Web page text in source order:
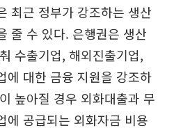
최근 정부가 강조하는 생산
줄 수 있다. 은행권은 생산
수출기업, 해외진출기업,
에 대한 금융 지원을 강조하
높아질 경우 외화대출과 무
에 공급되는 외화자금 비용